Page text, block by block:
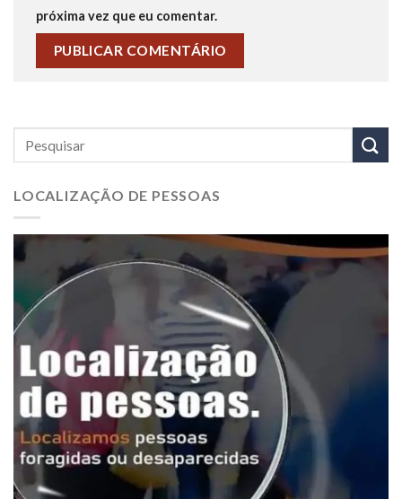
próxima vez que eu comentar.
LOCALIZAÇÃO DE PESSOAS